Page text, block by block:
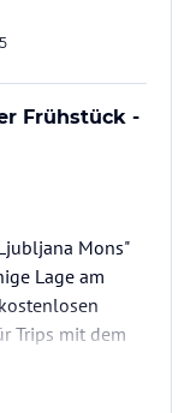
Frühstück -
Mons"
Lage am
Trips mit dem